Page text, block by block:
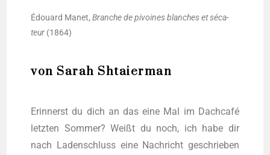
Édouard Manet,Bran­che de pivo­i­nes blan­ches et séca­
teur (1864)
von Sarah Shtaierman
Erin­nerst du dich an das eine Mal im Dach­ca­fé
letz­ten Som­mer? Weißt du noch, ich habe dir
nach Laden­schluss eine Nach­richt geschrie­ben